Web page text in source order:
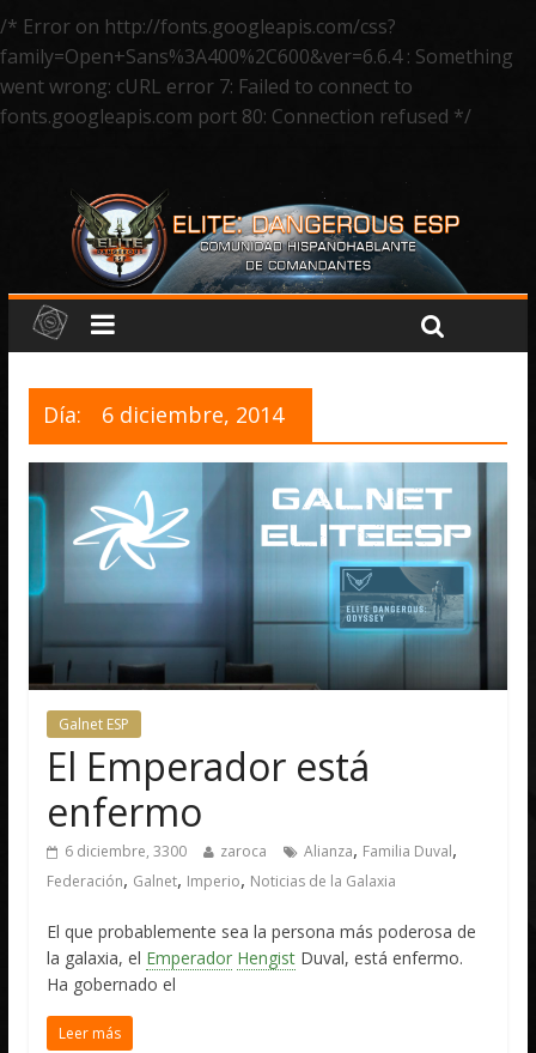
/* Error on http://fonts.googleapis.com/css?
family=Open+Sans%3A400%2C600&ver=6.6.4 : Something
went wrong: cURL error 7: Failed to connect to
fonts.googleapis.com port 80: Connection refused */
Día: 6 diciembre, 2014
Galnet ESP
El Emperador está
enfermo
6 diciembre, 3300 zaroca Alianza, Familia Duval,
Federación, Galnet, Imperio, Noticias de la Galaxia
El que probablemente sea la persona más poderosa de
la galaxia, el Emperador Hengist Duval, está enfermo.
Ha gobernado el
Leer más